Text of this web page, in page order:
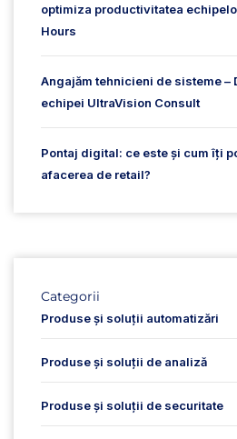
optimiza productivitatea
Hours
Angajăm tehnicieni de sisteme –
echipei UltraVision Consult
Pontaj digital: ce este și cum îți
afacerea de retail?
Categorii
Produse și soluții automatizări
Produse și soluții de analiză
Produse și soluții de securitate